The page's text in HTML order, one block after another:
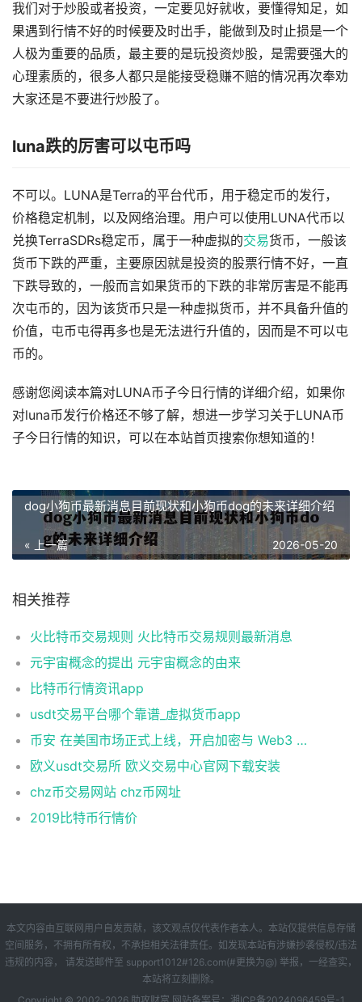
我们对于炒股或者投资，一定要见好就收，要懂得知足，如
果遇到行情不好的时候要及时出手，能做到及时止损是一个
人极为重要的品质，最主要的是玩投资炒股，是需要强大的
心理素质的，很多人都只是能接受稳赚不赔的情况再次奉劝
大家还是不要进行炒股了。
luna跌的厉害可以屯币吗
不可以。LUNA是Terra的平台代币，用于稳定币的发行，
价格稳定机制，以及网络治理。用户可以使用LUNA代币以
兑换TerraSDRs稳定币，属于一种虚拟的交易货币，一般该
货币下跌的严重，主要原因就是投资的股票行情不好，一直
下跌导致的，一般而言如果货币的下跌的非常厉害是不能再
次屯币的，因为该货币只是一种虚拟货币，并不具备升值的
价值，屯币屯得再多也是无法进行升值的，因而是不可以屯
币的。
感谢您阅读本篇对LUNA币子今日行情的详细介绍，如果你
对luna币发行价格还不够了解，想进一步学习关于LUNA币
子今日行情的知识，可以在本站首页搜索你想知道的！
dog小狗币最新消息目前现状和小狗币dog的未来详细介绍
« 上一篇 2026-05-20
相关推荐
火比特币交易规则 火比特币交易规则最新消息
元宇宙概念的提出 元宇宙概念的由来
比特币行情资讯app
usdt交易平台哪个靠谱_虚拟货币app
币安 在美国市场正式上线，开启加密与 Web3 创新的全新时代！
欧义usdt交易所 欧义交易中心官网下载安装
chz币交易网站 chz币网址
2019比特币行情价
本文内容由互联网用户自发贡献，该文观点仅代表作者本人。本站仅提供信息存储
空间服务，不拥有所有权，不承担相关法律责任。如发现本站有涉嫌抄袭侵权/违法
违规的内容， 请发送邮件至 support1012#126.com(#更换为@) 举报，一经查实，
本站将立刻删除。